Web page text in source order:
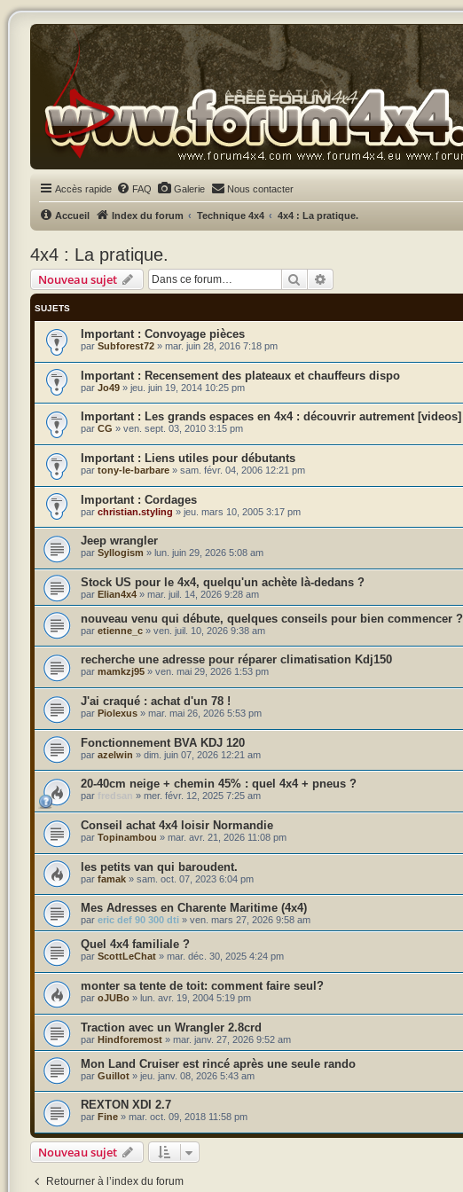
Accès rapide FAQ Galerie Nous contacter
Accueil Index du forum Technique 4x4 4x4 : La pratique.
4x4 : La pratique.
Nouveau sujet Rechercher
SUJETS
Convoyage pièces
par Subforest72» mar. juin 28, 2016 7:18 pm
Recensement des plateaux et chauffeurs dispo
par Jo49» jeu. juin 19, 2014 10:25 pm
Les grands espaces en 4x4 : découvrir autrement [videos]
par CG » ven. sept. 03, 2010 3:15 pm
Liens utiles pour débutants
par tony-le-barbare» sam. févr. 04, 2006 12:21 pm
Cordages
par christian.styling » jeu. mars 10, 2005 3:17 pm
Jeep wrangler
par Syllogism » lun. juin 29, 2026 5:08 am
Stock US pour le 4x4, quelqu'un achète là-dedans ?
par Elian4x4» mar. juil. 14, 2026 9:28 am
nouveau venu qui débute, quelques conseils pour bien commencer ?
par etienne_c» ven. juil. 10, 2026 9:38 am
recherche une adresse pour réparer climatisation Kdj150
par mamkzj95» ven. mai 29, 2026 1:53 pm
J'ai craqué : achat d'un 78 !
par Piolexus» mar. mai 26, 2026 5:53 pm
Fonctionnement BVA KDJ 120
par azelwin » dim. juin 07, 2026 12:21 am
20-40cm neige + chemin 45% : quel 4x4 + pneus ?
par fredsan » mer. févr. 12, 2025 7:25 am
Conseil achat 4x4 loisir Normandie
par Topinambou » mar. avr. 21, 2026 11:08 pm
les petits van qui baroudent.
par famak» sam. oct. 07, 2023 6:04 pm
Mes Adresses en Charente Maritime (4x4)
par eric def 90 300 dti » ven. mars 27, 2026 9:58 am
Quel 4x4 familiale ?
par ScottLeChat» mar. déc. 30, 2025 4:24 pm
monter sa tente de toit: comment faire seul?
par oJUBo» lun. avr. 19, 2004 5:19 pm
Traction avec un Wrangler 2.8crd
par Hindforemost» mar. janv. 27, 2026 9:52 am
Mon Land Cruiser est rincé après une seule rando
par Guillot» jeu. janv. 08, 2026 5:43 am
REXTON XDI 2.7
par Fine» mar. oct. 09, 2018 11:58 pm
Nouveau sujet
Retourner à l’index du forum